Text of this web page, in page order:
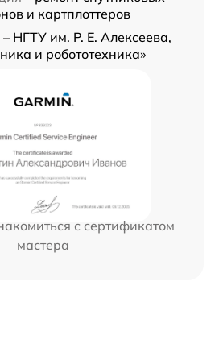
и картплоттеров
НГТУ им. Р. Е. Алексеева,
и робототехника»
с сертификатом
мастера